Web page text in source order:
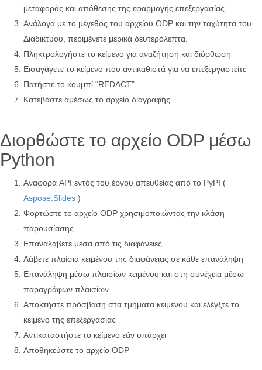
μεταφοράς και απόθεσης της εφαρμογής επεξεργασίας.
Ανάλογα με το μέγεθος του αρχείου ODP και την ταχύτητα του
Διαδικτύου, περιμένετε μερικά δευτερόλεπτα.
Πληκτρολογήστε το κείμενο για αναζήτηση και διόρθωση
Εισαγάγετε το κείμενο που αντικαθιστά για να επεξεργαστείτε
Πατήστε το κουμπί “REDACT”.
Κατεβάστε αμέσως το αρχείο διαγραφής.
Διορθώστε το αρχείο ODP μέσω
Python
Αναφορά API εντός του έργου απευθείας από το PyPI (
Aspose.Slides )
Φορτώστε το αρχείο ODP χρησιμοποιώντας την κλάση
παρουσίασης
Επαναλάβετε μέσα από τις διαφάνειες
Λάβετε πλαίσια κειμένου της διαφάνειας σε κάθε επανάληψη
Επανάληψη μέσω πλαισίων κειμένου και στη συνέχεια μέσω
παραγράφων πλαισίων
Αποκτήστε πρόσβαση στα τμήματα κειμένου και ελέγξτε το
κείμενο της επεξεργασίας
Αντικαταστήστε το κείμενο εάν υπάρχει
Αποθηκεύστε το αρχείο ODP